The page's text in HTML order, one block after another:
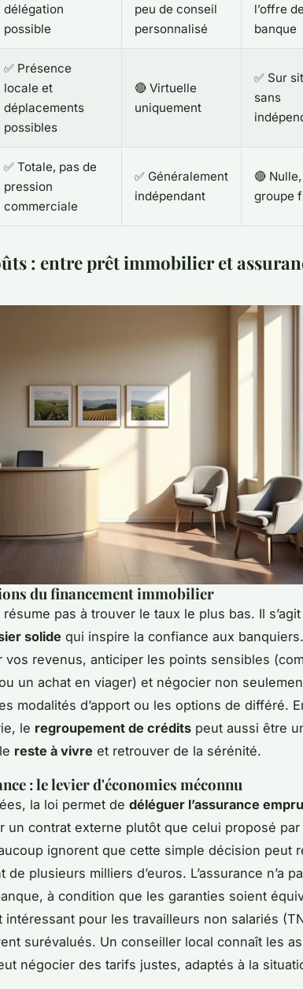
délégation
possible
peu de conseil
personnalisé
l’offre
banque
✅ Présence
locale et
déplacements
possibles
🔴 Virtuelle
uniquement
✅ Sur
sans
✅ Totale, pas de
pression
commerciale
✅ Généralement
indépendant
🔴
groupe
: entre prêt immobilier et
du financement immobilier
pas à trouver le taux le plus bas. Il
solide qui inspire la confiance aux
vos revenus, anticiper les points sensibles
un achat en viager) et négocier non
modalités d’apport ou les options de différé.
le regroupement de crédits peut aussi être
reste à vivre et retrouver de la sérénité.
: le levier d'économies méconnu
la loi permet de déléguer l’assurance
un contrat externe plutôt que celui proposé par
ignorent que cette simple décision peut
de plusieurs milliers d’euros. L’assurance n’a
à condition que les garanties soient
intéressant pour les travailleurs non salariés
surévalués. Un conseiller local connaît les
négocier des tarifs justes, adaptés à la